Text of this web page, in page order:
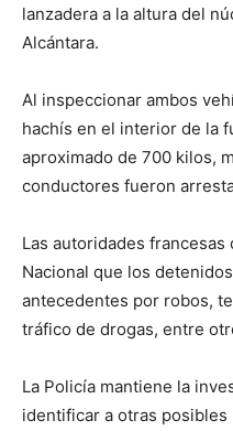
lanzadera a la altura del
Alcántara.
Al inspeccionar ambos
hachís en el interior de la
aproximado de 700 kilos,
conductores fueron
Las autoridades
Nacional que los
antecedentes por robos,
tráfico de drogas, entre
La Policía mantiene la
identificar a otras